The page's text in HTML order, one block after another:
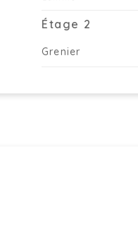
Étage 2
Grenier